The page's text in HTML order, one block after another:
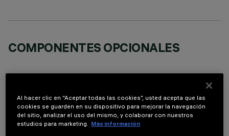
COMPONENTES OPCIONALES
DATOS TÉCNICOS
Al hacer clic en “Aceptar todas las cookies”, usted acepta que las
cookies se guarden en su dispositivo para mejorar la navegación
del sitio, analizar el uso del mismo, y colaborar con nuestros
estudios para marketing. Más información